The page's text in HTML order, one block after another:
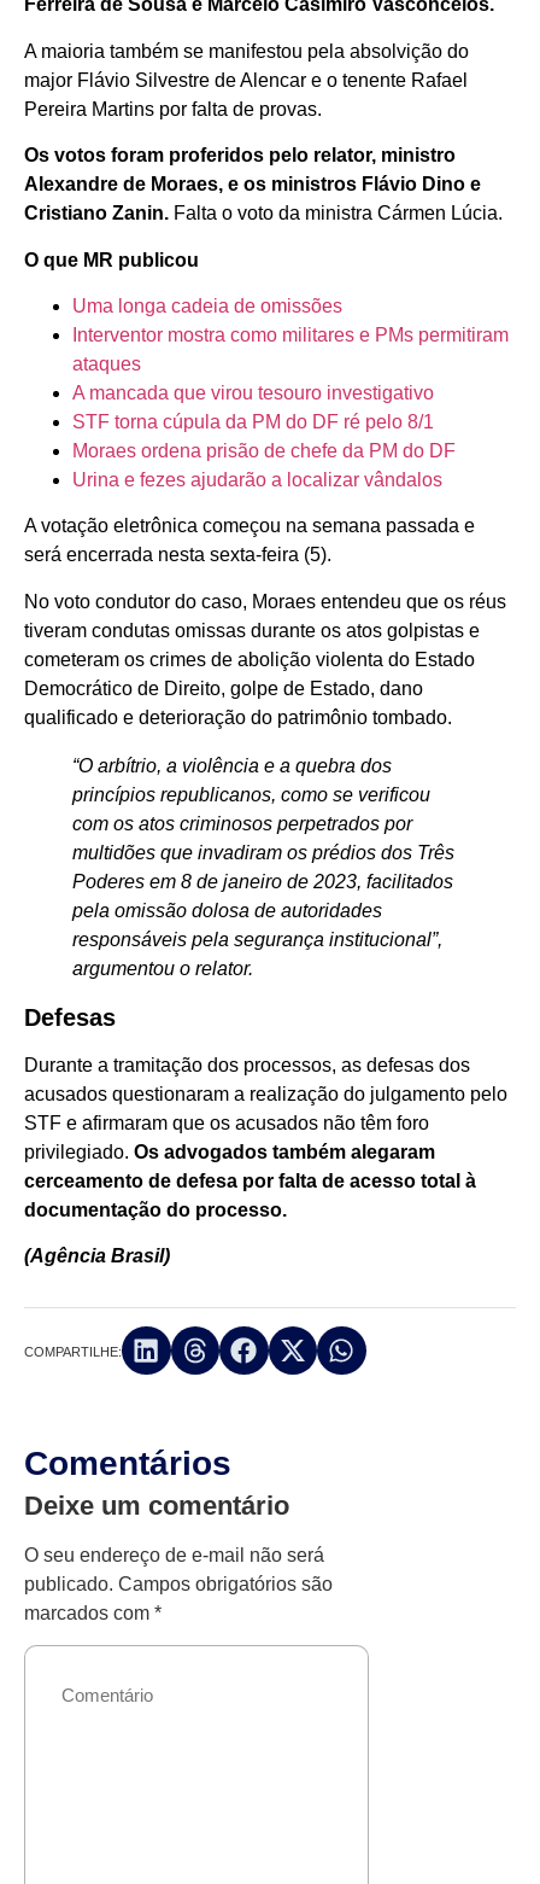
Ferreira de Sousa e Marcelo Casimiro Vasconcelos.
A maioria também se manifestou pela absolvição do
major Flávio Silvestre de Alencar e o tenente Rafael
Pereira Martins por falta de provas.
Os votos foram proferidos pelo relator, ministro
Alexandre de Moraes, e os ministros Flávio Dino e
Cristiano Zanin. Falta o voto da ministra Cármen Lúcia.
O que MR publicou
Uma longa cadeia de omissões
Interventor mostra como militares e PMs permitiram
ataques
A mancada que virou tesouro investigativo
STF torna cúpula da PM do DF ré pelo 8/1
Moraes ordena prisão de chefe da PM do DF
Urina e fezes ajudarão a localizar vândalos
A votação eletrônica começou na semana passada e
será encerrada nesta sexta-feira (5).
No voto condutor do caso, Moraes entendeu que os réus
tiveram condutas omissas durante os atos golpistas e
cometeram os crimes de abolição violenta do Estado
Democrático de Direito, golpe de Estado, dano
qualificado e deterioração do patrimônio tombado.
“O arbítrio, a violência e a quebra dos
princípios republicanos, como se verificou
com os atos criminosos perpetrados por
multidões que invadiram os prédios dos Três
Poderes em 8 de janeiro de 2023, facilitados
pela omissão dolosa de autoridades
responsáveis pela segurança institucional”,
argumentou o relator.
Defesas
Durante a tramitação dos processos, as defesas dos
acusados questionaram a realização do julgamento pelo
STF e afirmaram que os acusados não têm foro
privilegiado. Os advogados também alegaram
cerceamento de defesa por falta de acesso total à
documentação do processo.
(Agência Brasil)
COMPARTILHE:
Comentários
Deixe um comentário
O seu endereço de e-mail não será
publicado. Campos obrigatórios são
marcados com *